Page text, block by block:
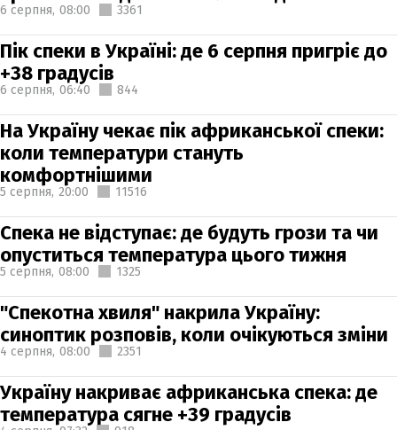
6 серпня, 08:00 3361
Пік спеки в Україні: де 6 серпня пригріє до
+38 градусів
6 серпня, 06:40 844
На Україну чекає пік африканської спеки:
коли температури стануть
комфортнішими
5 серпня, 20:00 11516
Спека не відступає: де будуть грози та чи
опуститься температура цього тижня
5 серпня, 08:00 1325
"Спекотна хвиля" накрила Україну:
синоптик розповів, коли очікуються зміни
4 серпня, 08:00 2351
Україну накриває африканська спека: де
температура сягне +39 градусів